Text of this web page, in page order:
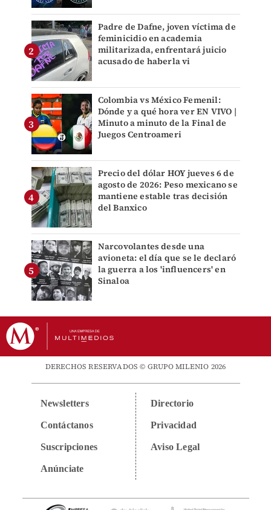
Padre de Dafne, joven víctima de
feminicidio en academia
militarizada, enfrentará juicio
acusado de haberla vi
Colombia vs México Femenil:
Dónde y a qué hora ver EN VIVO |
Minuto a minuto de la Final de
Juegos Centroameri
Precio del dólar HOY jueves 6 de
agosto de 2026: Peso mexicano se
mantiene estable tras decisión
del Banxico
Narcovolantes desde una
avioneta: el día que se le declaró
la guerra a los 'influencers' en
Sinaloa
DERECHOS RESERVADOS © GRUPO MILENIO 2026
Newsletters
Contáctanos
Suscripciones
Anúnciate
Directorio
Privacidad
Aviso Legal